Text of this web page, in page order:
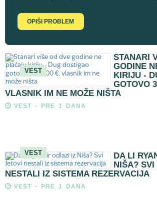
OPIŠI PROBLEM
VEST
STANARI
GODINE
KIRIJU -
GOTOVO
VLASNIK IM NE MOŽE NIŠTA
VEST - PRE 1 DANA
VEST
DA LI
NIŠA? SVI
NESTALI IZ SISTEMA REZERVACIJA
VEST - PRE 1 DANA